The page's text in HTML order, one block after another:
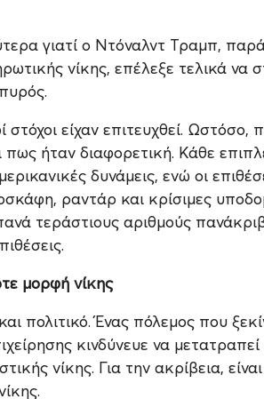
γιατί ο Ντόναλντ Τραμπ,
νίκης, επέλεξε τελικά να
είχαν επιτευχθεί. Ωστόσο,
πως ήταν διαφορετική. Κάθε
δυνάμεις, ενώ οι
ραντάρ και κρίσιμες
τεράστιους αριθμούς
μορφή νίκης
πολιτικό. Ένας πόλεμος που
κινδύνευε να μετατραπεί
νίκης. Για την ακρίβεια,